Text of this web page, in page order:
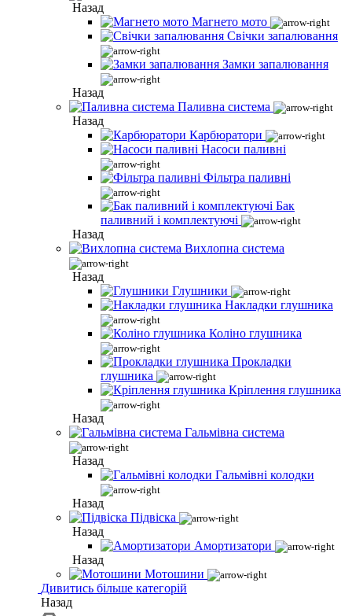
Назад
Магнето мото
Свічки запалювання
Замки запалювання
Назад
Паливна система
Назад
Карбюратори
Насоси паливні
Фільтра паливні
Бак
паливний і комплектуючі
Назад
Вихлопна система
Назад
Глушники
Накладки глушника
Коліно глушника
Прокладки
глушника
Кріплення глушника
Назад
Гальмівна система
Назад
Гальмівні колодки
Назад
Підвіска
Назад
Амортизатори
Назад
Мотошини
Дивитись більше категорій
Назад